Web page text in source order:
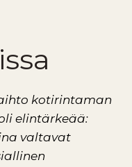
kotirintaman
elintärkeää:
valtavat